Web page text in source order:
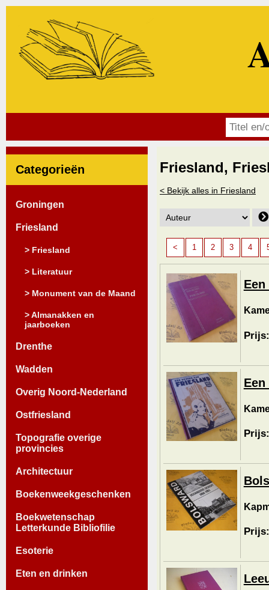
Categorieën
Groningen
Friesland
> Friesland
> Literatuur
> Monument van de Maand
> Almanakken en
jaarboeken
Drenthe
Wadden
Overig Noord-Nederland
Ostfriesland
Topografie overige
provincies
Architectuur
Boekenweekgeschenken
Boekwetenschap
Letterkunde Bibliofilie
Esoterie
Eten en drinken
Friesland,
< Bekijk alles in Friesland
< 1 2 3 4